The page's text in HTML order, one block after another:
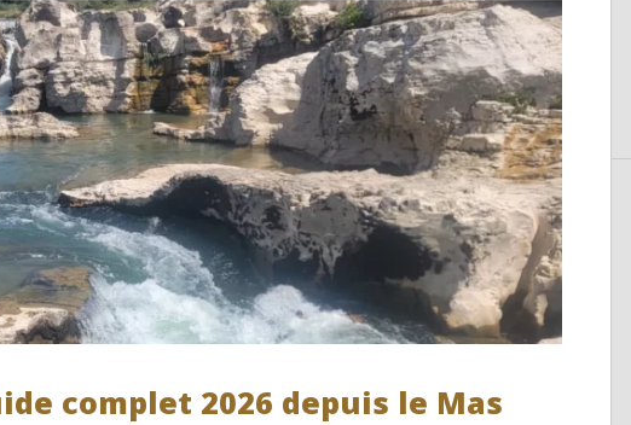
complet 2026 depuis le Mas